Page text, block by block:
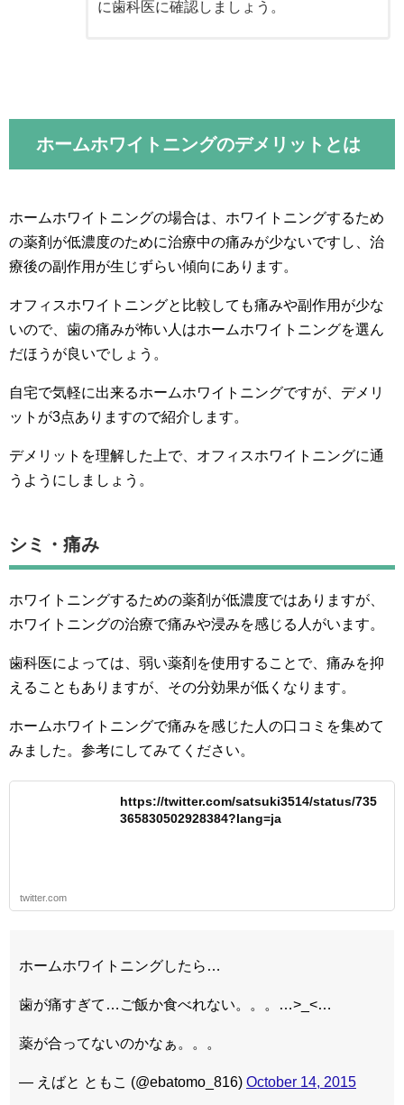
に歯科医に確認しましょう。
ホームホワイトニングのデメリットとは
ホームホワイトニングの場合は、ホワイトニングするため
の薬剤が低濃度のために治療中の痛みが少ないですし、治
療後の副作用が生じずらい傾向にあります。
オフィスホワイトニングと比較しても痛みや副作用が少な
いので、歯の痛みが怖い人はホームホワイトニングを選ん
だほうが良いでしょう。
自宅で気軽に出来るホームホワイトニングですが、デメリ
ットが3点ありますので紹介します。
デメリットを理解した上で、オフィスホワイトニングに通
うようにしましょう。
シミ・痛み
ホワイトニングするための薬剤が低濃度ではありますが、
ホワイトニングの治療で痛みや浸みを感じる人がいます。
歯科医によっては、弱い薬剤を使用することで、痛みを抑
えることもありますが、その分効果が低くなります。
ホームホワイトニングで痛みを感じた人の口コミを集めて
みました。参考にしてみてください。
https://twitter.com/satsuki3514/status/735
365830502928384?lang=ja
twitter.com
ホームホワイトニングしたら…
歯が痛すぎて…ご飯か食べれない。。。…>_<…
薬が合ってないのかなぁ。。。
— えばと ともこ (@ebatomo_816) October 14, 2015